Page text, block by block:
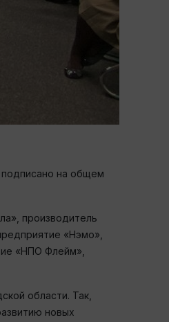
подписано на общем
производитель
«Нэмо»,
«НПО Флейм»,
области. Так,
новых